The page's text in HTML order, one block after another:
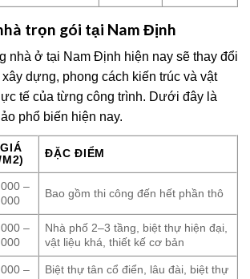
trọn gói tại Nam Định
nhà ở tại Nam Định hiện nay sẽ thay đổi
dựng, phong cách kiến trúc và vật
tế của từng công trình. Dưới đây là
phổ biến hiện nay.
ĐẶC ĐIỂM
–
Bao gồm thi công đến hết phần thô
–
Nhà phố 2–3 tầng, biệt thự hiện đại,
vật liệu khá, thiết kế cơ bản
–
Biệt thự tân cổ điển, lâu đài, biệt thự